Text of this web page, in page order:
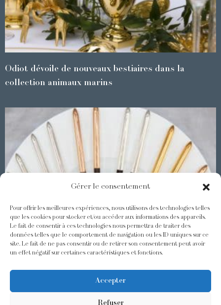
Gérer le consentement
Pour offrir les meilleures expériences, nous utilisons des technologies telles
que les cookies pour stocker et/ou accéder aux informations des appareils.
Le fait de consentir à ces technologies nous permettra de traiter des
données telles que le comportement de navigation ou les ID uniques sur ce
site. Le fait de ne pas consentir ou de retirer son consentement peut avoir
un effet négatif sur certaines caractéristiques et fonctions.
Accepter
Refuser
Odiot dévoile de nouveaux bestiaires dans la
collection animaux marins
Les Baguettes Asiatiques Odiot
@odiot.paris @Odiot